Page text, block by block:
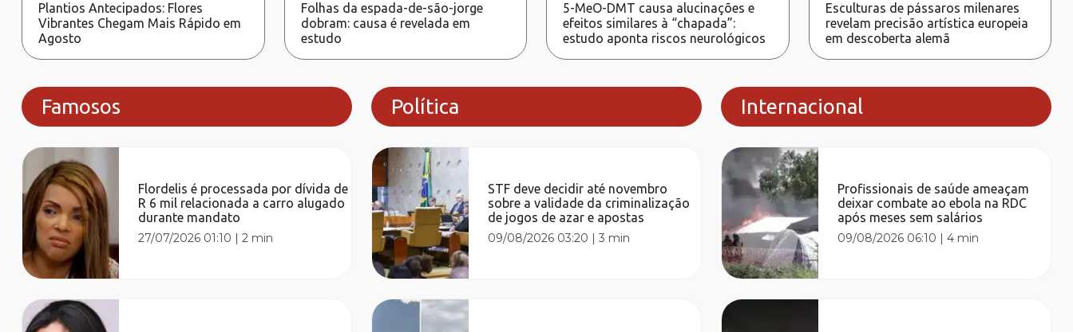
Plantios Antecipados: Flores
Vibrantes Chegam Mais Rápido em
Agosto
Folhas da espada-de-são-jorge
dobram: causa é revelada em
estudo
5-MeO-DMT causa alucinações e
efeitos similares à “chapada”:
estudo aponta riscos neurológicos
Esculturas de pássaros milenares
revelam precisão artística europeia
em descoberta alemã
Famosos
Flordelis é processada por dívida de
R 6 mil relacionada a carro alugado
durante mandato
27/07/2026 01:10 |2 min
Política
STF deve decidir até novembro
sobre a validade da criminalização
de jogos de azar e apostas
09/08/2026 03:20 |3 min
Internacional
Profissionais de saúde ameaçam
deixar combate ao ebola na RDC
após meses sem salários
09/08/2026 06:10 |4 min